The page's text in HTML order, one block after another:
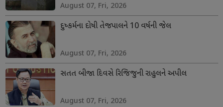
August 07, Fri, 2026
દુષ્કર્મના દોષી તેજપાલને 10 વર્ષની જેલ
August 07, Fri, 2026
સતત બીજા દિવસે રિજિજુની રાહુલને અપીલ
August 07, Fri, 2026